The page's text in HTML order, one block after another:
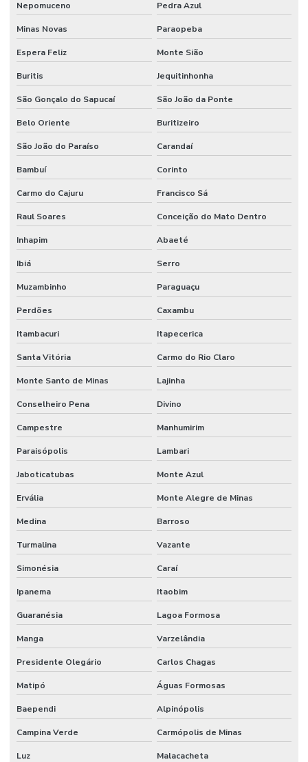
Nepomuceno Pedra Azul
Minas Novas Paraopeba
Espera Feliz Monte Sião
Buritis Jequitinhonha
São Gonçalo do Sapucaí São João da Ponte
Belo Oriente Buritizeiro
São João do Paraíso Carandaí
Bambuí Corinto
Carmo do Cajuru Francisco Sá
Raul Soares Conceição do Mato Dentro
Inhapim Abaeté
Ibiá Serro
Muzambinho Paraguaçu
Perdões Caxambu
Itambacuri Itapecerica
Santa Vitória Carmo do Rio Claro
Monte Santo de Minas Lajinha
Conselheiro Pena Divino
Campestre Manhumirim
Paraisópolis Lambari
Jaboticatubas Monte Azul
Ervália Monte Alegre de Minas
Medina Barroso
Turmalina Vazante
Simonésia Caraí
Ipanema Itaobim
Guaranésia Lagoa Formosa
Manga Varzelândia
Presidente Olegário Carlos Chagas
Matipó Águas Formosas
Baependi Alpinópolis
Campina Verde Carmópolis de Minas
Luz Malacacheta